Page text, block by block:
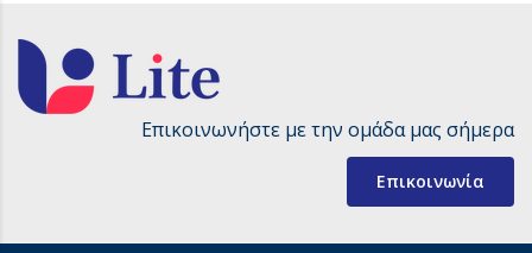
Επικοινωνήστε με την ομάδα μας σήμερα
Επικοινωνία